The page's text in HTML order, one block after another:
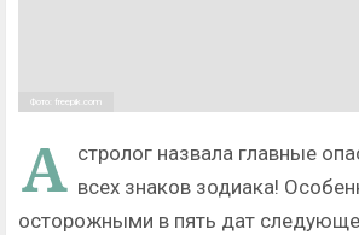
Фото: freepik.com
А стролог назвала главные
всех знаков зодиака!
осторожными в пять дат